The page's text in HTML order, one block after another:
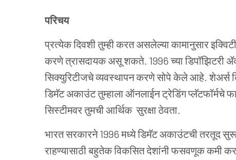
परिचय
प्रत्येक दिवशी तुम्ही करत असलेल्या कामानुसार
करणे त्रासदायक असू शकते. 1996 च्या डिपॉझिटरी
सिक्युरिटीजचे व्यवस्थापन करणे सोपे केले आहे. शेअर्स
डिमॅट अकाउंट तुम्हाला ऑनलाईन ट्रेडिंग प्लॅटफॉर्मचे
सिस्टीमवर तुमची आर्थिक सुरक्षा ठेवता.
भारत सरकारने 1996 मध्ये डिमॅट अकाउंटची तरतूद
राहण्यासाठी बहुतेक विकसित देशांनी फसवणूक कमी